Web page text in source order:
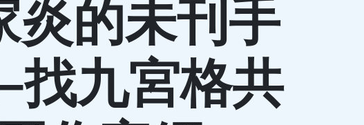
的未刊手
找九宮格共